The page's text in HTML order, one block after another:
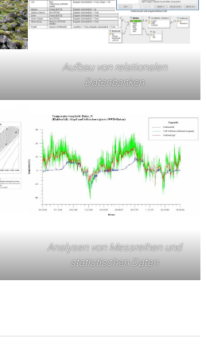
Aufbau von relationalen
Datenbanken
Analysen von Messreihen und
statistischen Daten